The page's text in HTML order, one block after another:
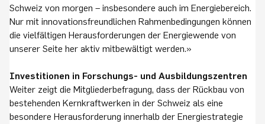
Schweiz von morgen – insbesondere auch im Energiebereich.
Nur mit innovationsfreundlichen Rahmenbedingungen können
die vielfältigen Herausforderungen der Energiewende von
unserer Seite her aktiv mitbewältigt werden.»
Investitionen in Forschungs- und Ausbildungszentren
Weiter zeigt die Mitgliederbefragung, dass der Rückbau von
bestehenden Kernkraftwerken in der Schweiz als eine
besondere Herausforderung innerhalb der Energiestrategie